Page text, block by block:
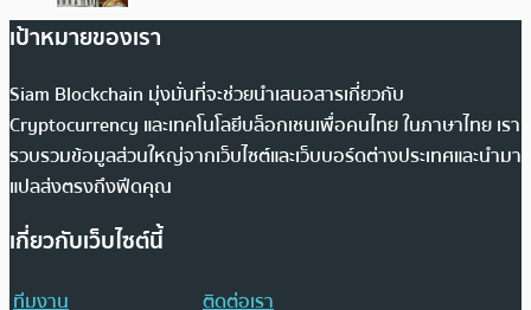
เป้าหมายของเรา
Siam Blockchain มุ่งมั่นที่จะช่วยนำเสนอสารเกี่ยวกับ
Cryptocurrency และเทคโนโลยีบล็อกเชนเพื่อคนไทย ในภาษาไทย เรา
รวบรวมข้อมูลส่วนใหญ่จากเว็บไซต์และเว็บบอร์ดต่างประเทศและนำมา
แปลส่งตรงถึงฟีดคุณ
เกี่ยวกับเว็บไซต์นี้
ทีมงาน
ติดต่อเรา